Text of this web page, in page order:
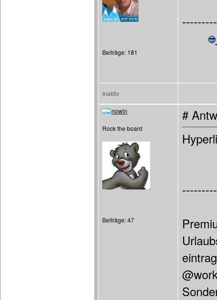
Beiträge: 181
Inaktiv
nowin
Rock the board
Beiträge: 47
#